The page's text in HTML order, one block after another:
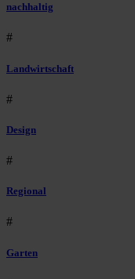
nachhaltig
#
Landwirtschaft
#
Design
#
Regional
#
Garten